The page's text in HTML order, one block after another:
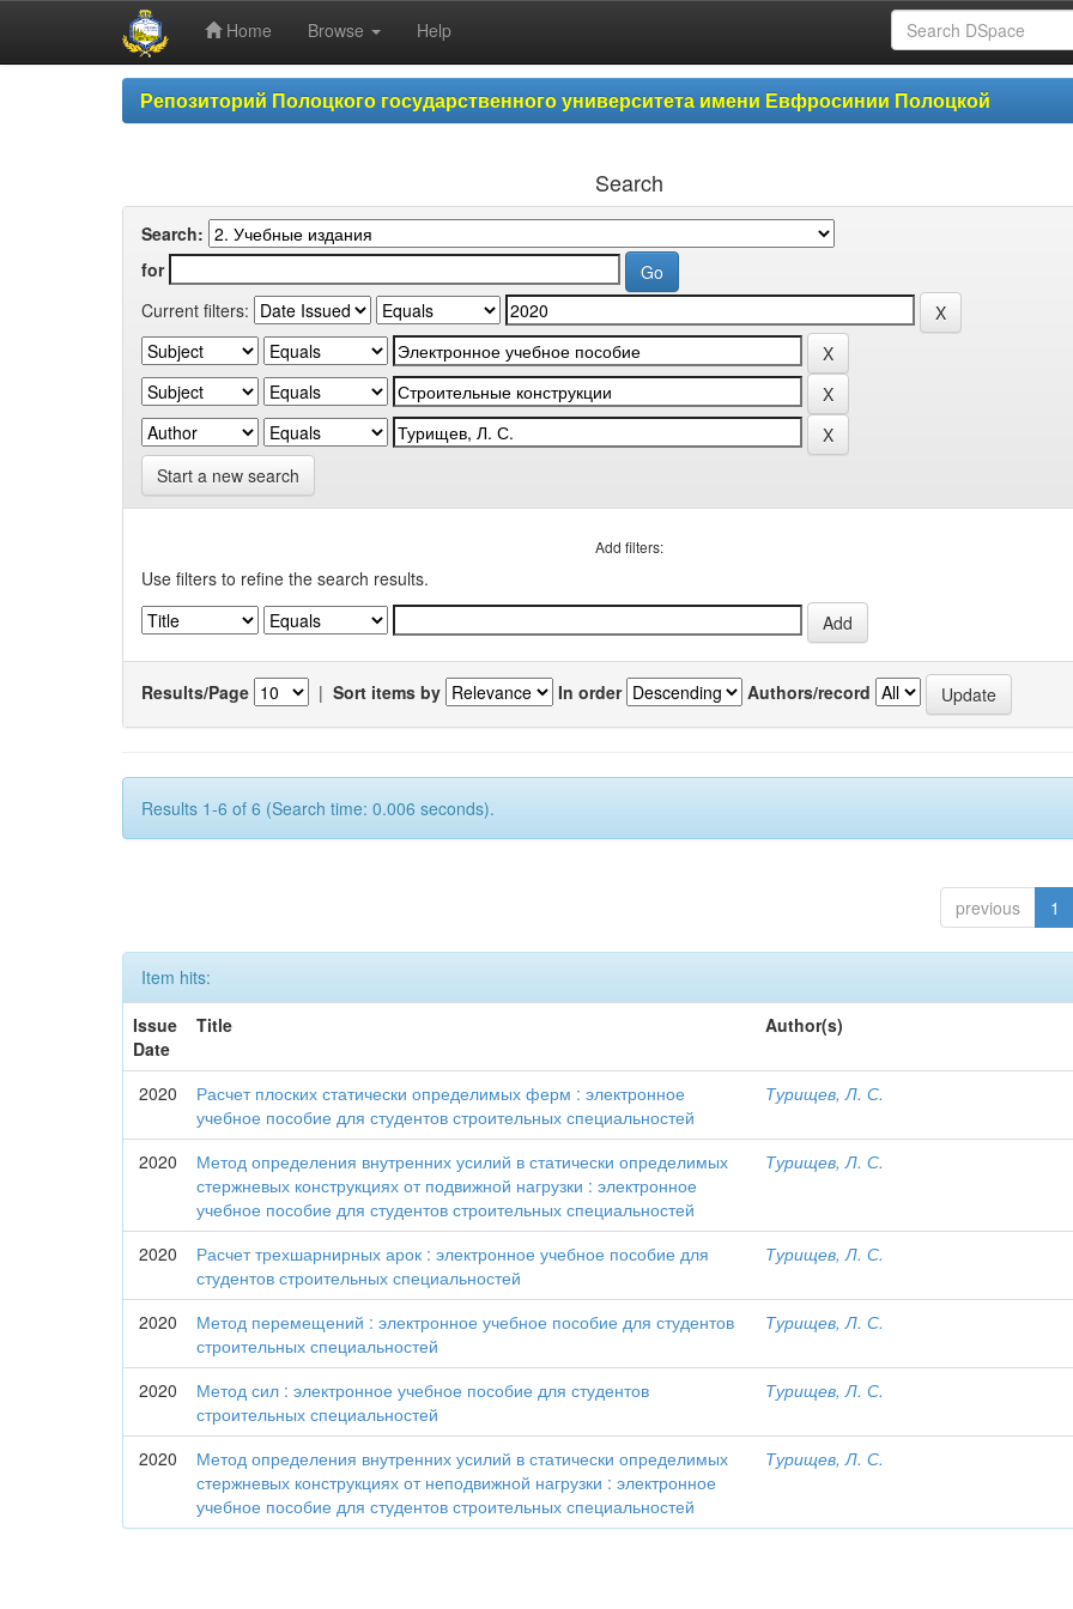
Home Browse Help
Репозиторий Полоцкого государственного университета имени Евфросинии Полоцкой
Search
Search:
for
Current filters:
Start a new search
Add filters:
Use filters to refine the search results.
Results/Page | Sort items by In order Authors/record
Results 1-6 of 6 (Search time: 0.006 seconds).
previous 1
Item hits:
Issue
Date
Title Author(s)
2020
Расчет плоских статически определимых ферм : электронное
учебное пособие для студентов строительных специальностей
Турищев, Л. С.
2020
Метод определения внутренних усилий в статически определимых
стержневых конструкциях от подвижной нагрузки : электронное
учебное пособие для студентов строительных специальностей
Турищев, Л. С.
2020
Расчет трехшарнирных арок : электронное учебное пособие для
студентов строительных специальностей
Турищев, Л. С.
2020
Метод перемещений : электронное учебное пособие для студентов
строительных специальностей
Турищев, Л. С.
2020
Метод сил : электронное учебное пособие для студентов
строительных специальностей
Турищев, Л. С.
2020
Метод определения внутренних усилий в статически определимых
стержневых конструкциях от неподвижной нагрузки : электронное
учебное пособие для студентов строительных специальностей
Турищев, Л. С.